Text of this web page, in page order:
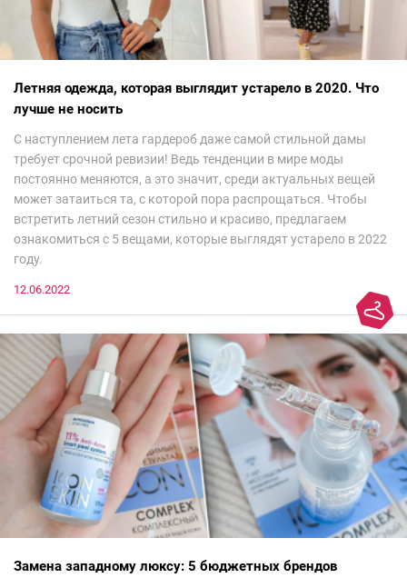
Летняя одежда, которая выглядит устарело в 2020. Что
лучше не носить
С наступлением лета гардероб даже самой стильной дамы
требует срочной ревизии! Ведь тенденции в мире моды
постоянно меняются, а это значит, среди актуальных вещей
может затаиться та, с которой пора распрощаться. Чтобы
встретить летний сезон стильно и красиво, предлагаем
ознакомиться с 5 вещами, которые выглядят устарело в 2022
году.
12.06.2022
Замена западному люксу: 5 бюджетных брендов